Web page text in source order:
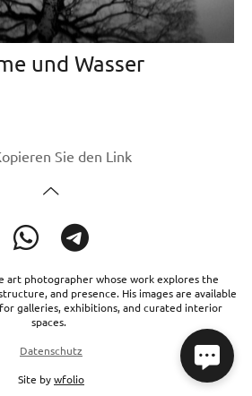
und Wasser
Sie den Link
art photographer whose work explores the
and presence. His images are available
galleries, exhibitions, and curated interior
spaces.
Datenschutz
Site bywfolio